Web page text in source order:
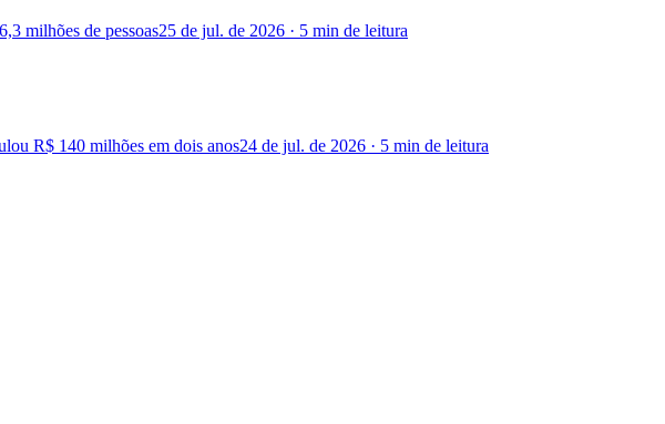
milhões de pessoas25 de jul. de 2026 · 5 min de leitura
R$ 140 milhões em dois anos24 de jul. de 2026 · 5 min de leitura